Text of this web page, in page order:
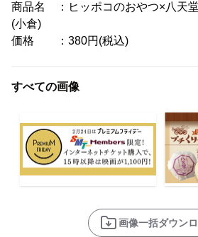
商品名 ：ヒッポコのおやつ×八天
(小倉)
価格 ：380円(税込)
すべての画像
画像一括ダウン